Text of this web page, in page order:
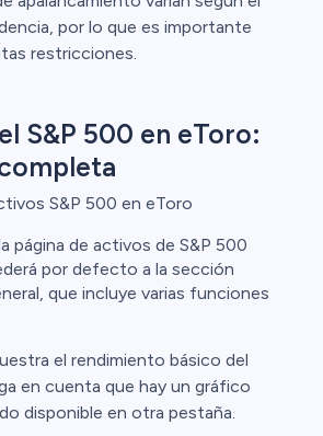
por lo que es importante
restricciones.
S&P 500 en eToro:
S&P 500 en eToro
página de activos de S&P 500
por defecto a la sección
que incluye varias funciones
el rendimiento básico del
en cuenta que hay un gráfico
disponible en otra pestaña.